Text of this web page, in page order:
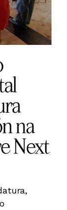
na
Next